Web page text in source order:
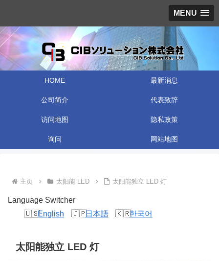
MENU
HOME 最新消息
公司简介 代表致辞
访问地图 隐私政策
询问 网站地图
主页 太阳能 LED 太阳能独立 LED 灯
Language Switcher
English
日本語 한국어
太阳能独立 LED 灯